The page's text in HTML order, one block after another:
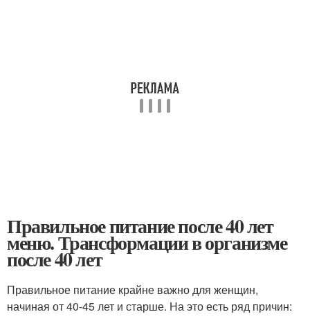
Правильное питание после 40 лет
меню. Трансформации в организме
после 40 лет
Правильное питание крайне важно для женщин,
начиная от 40-45 лет и старше. На это есть ряд причин: